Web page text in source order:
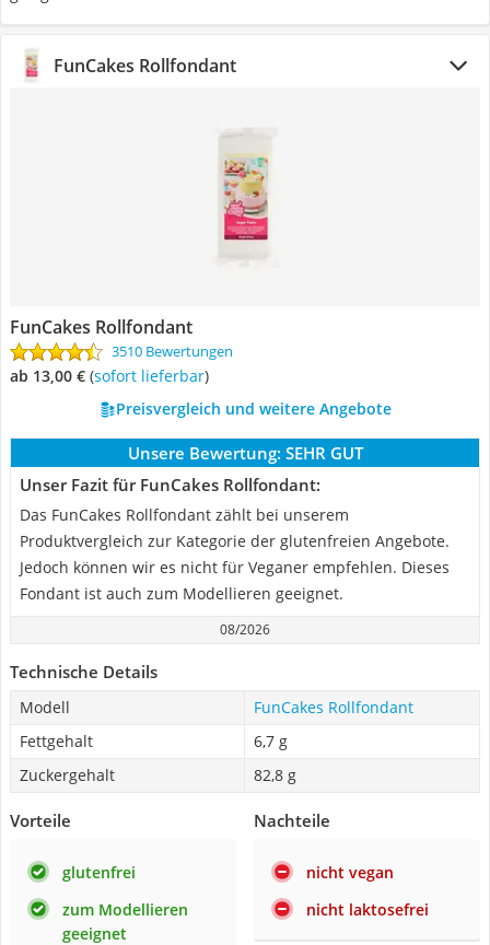
FunCakes Rollfondant
FunCakes Rollfondant
3510 Bewertungen
ab 13,00 € ( Sofort lieferbar)
Preisvergleich und weitere Angebote
Unsere Bewertung: SEHR GUT
Unser Fazit für FunCakes Rollfondant:
Das FunCakes Rollfondant zählt bei unserem
Produktvergleich zur Kategorie der glutenfreien Angebote.
Jedoch können wir es nicht für Veganer empfehlen. Dieses
Fondant ist auch zum Modellieren geeignet.
08/2026
Technische Details
Modell
FunCakes Rollfondant
Fettgehalt
6,7 g
Zuckergehalt
82,8 g
Vorteile
glutenfrei
zum Modellieren
geeignet
Nachteile
nicht vegan
nicht laktosefrei